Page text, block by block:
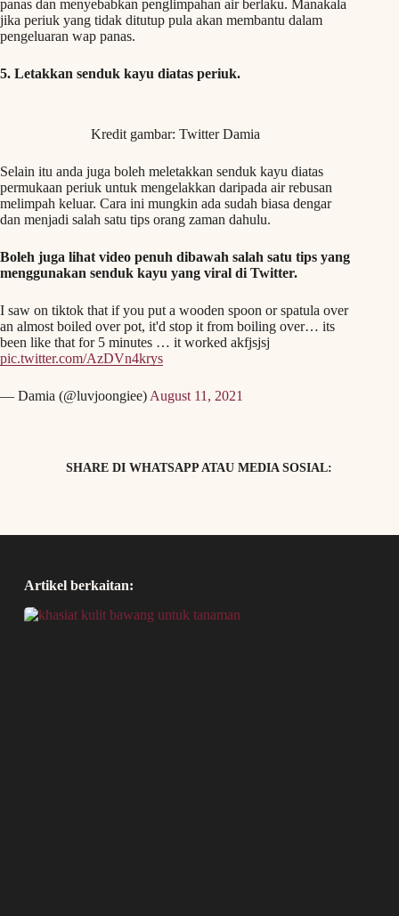
panas dan menyebabkan penglimpahan air berlaku. Manakala
jika periuk yang tidak ditutup pula akan membantu dalam
pengeluaran wap panas.
5. Letakkan senduk kayu diatas periuk.
Kredit gambar: Twitter Damia
Selain itu anda juga boleh meletakkan senduk kayu diatas
permukaan periuk untuk mengelakkan daripada air rebusan
melimpah keluar. Cara ini mungkin ada sudah biasa dengar
dan menjadi salah satu tips orang zaman dahulu.
Boleh juga lihat video penuh dibawah salah satu tips yang
menggunakan senduk kayu yang viral di Twitter.
I saw on tiktok that if you put a wooden spoon or spatula over
an almost boiled over pot, it'd stop it from boiling over… its
been like that for 5 minutes … it worked akfjsjsj
pic.twitter.com/AzDVn4krys
— Damia (@luvjoongiee) August 11, 2021
SHARE DI WHATSAPP ATAU MEDIA SOSIAL:
Artikel berkaitan: